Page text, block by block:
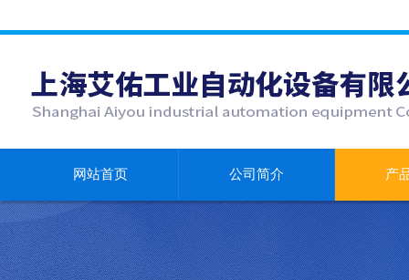
网站首页 公司简介 产